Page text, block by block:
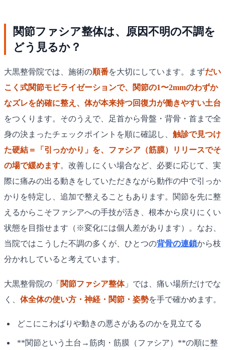
関節ファシア整体は、原因不明の不調を
どう見るか？
大黒整骨院では、施術の順番を大切にしています。まずだい
こく式関節モビライゼーションで、関節の1〜2mmのわずか
なズレを的確に整え、体が本来持つ回復力が働きやすい土台
をつくります。そのうえで、足首から骨盤・背骨・首まで全
身の決まったチェックポイントを順に確認し、 触診で見つけ
た硬結＝「引っかかり」を、ファシア（筋膜）リリースでそ
の場で緩めます。改善しにくい場合など、必要に応じて、実
際に痛みの出る動きをしていただきながら動作の中で引っか
かりを特定し、追加で整えることもあります。関節を先に整
えるからこそファシアへの手技が活き、根本から戻りにくい
状態を目指せます（※変化には個人差があります）。なお、
当院ではこうした不調の多くが、ひとつの背骨の連鎖から枝
分かれしていると考えています。
大黒整骨院の「 関節ファシア整体」では、痛い場所だけでな
く、 体全体の使い方・神経・関節・姿勢を手で確かめます。
どこにこわばりや動きの悪さがあるのかを見立てる
**関節という土台→筋肉・筋膜（ファシア）**の順に整